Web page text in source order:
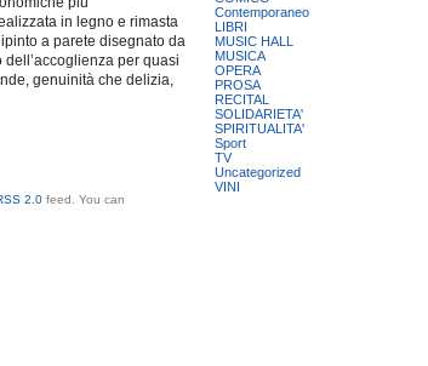
in legno e rimasta
a parete disegnato da
per quasi
genuinità che delizia,
2.0 feed. You can
Contemporaneo
LIBRI
MUSIC HALL
MUSICA
OPERA
PROSA
RECITAL
SOLIDARIETA'
SPIRITUALITA'
Sport
TV
Uncategorized
VINI